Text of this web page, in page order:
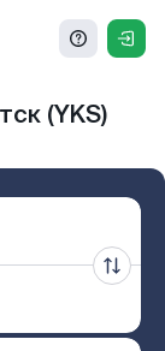
(YKS)